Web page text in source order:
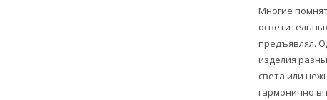
Многие
предъявлял.
изделия
света или
гармонично